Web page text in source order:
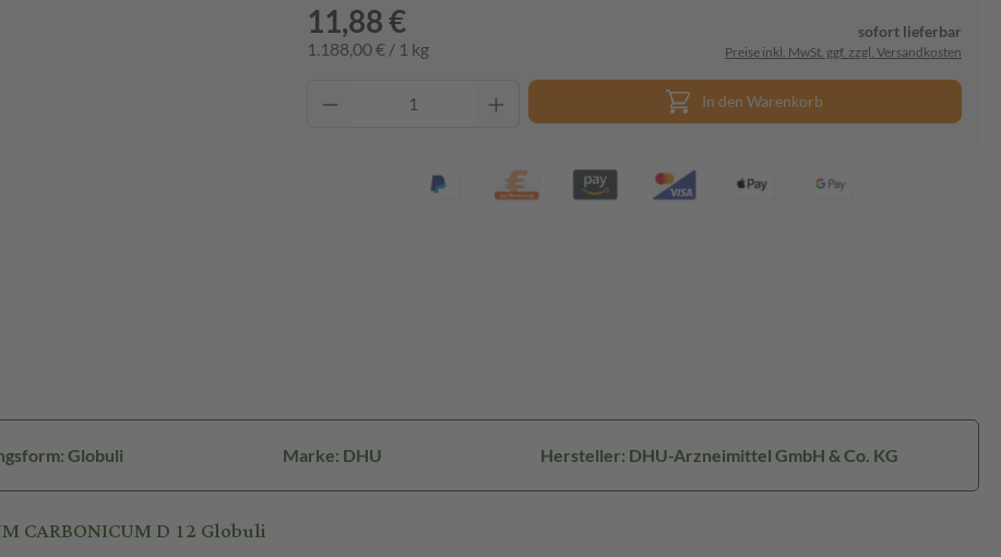
11,88 €
1.188,00 € / 1 kg
sofort lieferbar
Preise inkl. MwSt. ggf. zzgl. Versandkosten
In den Warenkorb
Globuli Marke: DHU Hersteller: DHU-Arzneimittel GmbH & Co. KG
CARBONICUM D 12 Globuli